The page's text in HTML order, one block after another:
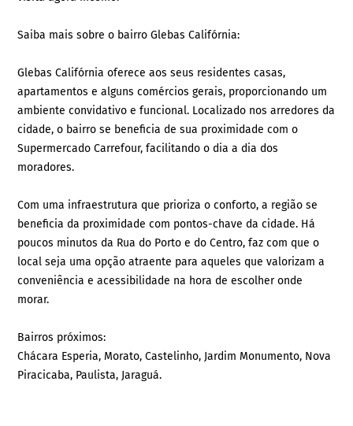
Saiba mais sobre o bairro Glebas Califórnia:
Glebas Califórnia oferece aos seus residentes casas,
apartamentos e alguns comércios gerais, proporcionando um
ambiente convidativo e funcional. Localizado nos arredores da
cidade, o bairro se beneficia de sua proximidade com o
Supermercado Carrefour, facilitando o dia a dia dos
moradores.
Com uma infraestrutura que prioriza o conforto, a região se
beneficia da proximidade com pontos-chave da cidade. Há
poucos minutos da Rua do Porto e do Centro, faz com que o
local seja uma opção atraente para aqueles que valorizam a
conveniência e acessibilidade na hora de escolher onde
morar.
Bairros próximos:
Chácara Esperia, Morato, Castelinho, Jardim Monumento, Nova
Piracicaba, Paulista, Jaraguá.